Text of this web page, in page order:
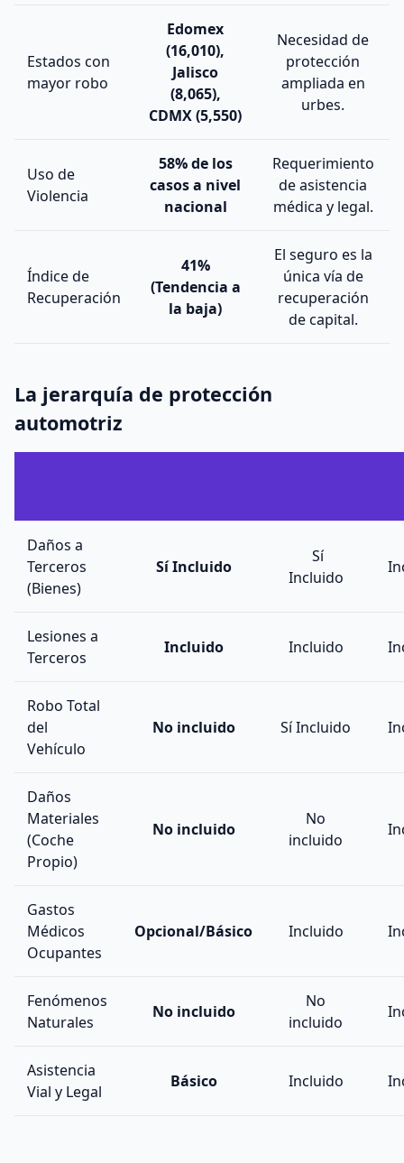
Estados con
mayor robo
Edomex
(16,010),
Jalisco
(8,065),
CDMX (5,550)
Necesidad de
protección
ampliada en
urbes.
Uso de
Violencia
58% de los
casos a nivel
nacional
Requerimiento
de asistencia
médica y legal.
Índice de
Recuperación
41%
(Tendencia a
la baja)
El seguro es la
única vía de
recuperación
de capital.
La jerarquía de protección
automotriz
Daños a
Terceros
(Bienes)
Sí Incluido
Sí
Incluido
Lesiones a
Terceros
Incluido Incluido
Robo Total
del
Vehículo
No incluido Sí Incluido
Daños
Materiales
(Coche
Propio)
No incluido
No
incluido
Gastos
Médicos
Ocupantes
Opcional/Básico Incluido
Fenómenos
Naturales
No incluido
No
incluido
Asistencia
Vial y Legal
Básico Incluido